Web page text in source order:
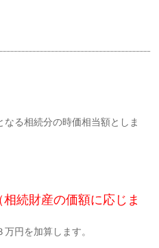
る相続分の時価相当額としま
続財産の価額に応じま
円を加算します。